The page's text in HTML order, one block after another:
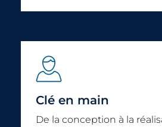
Clé en main
De la conception à la